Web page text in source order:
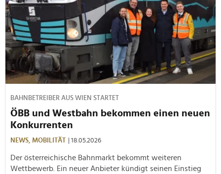
BAHNBETREIBER AUS WIEN STARTET
ÖBB und Westbahn bekommen einen neuen
Konkurrenten
NEWS, MOBILITÄT | 18.05.2026
Der österreichische Bahnmarkt bekommt weiteren
Wettbewerb. Ein neuer Anbieter kündigt seinen Einstieg